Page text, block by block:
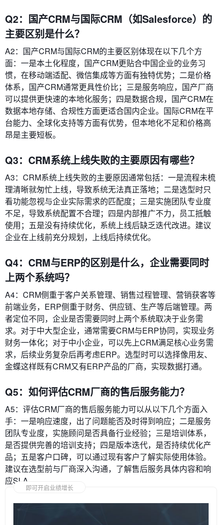
Q2：国产CRM与国际CRM（如Salesforce）的
主要区别是什么？
A2：国产CRM与国际CRM的主要区别体现在以下几个方
面：一是本土化程度，国产CRM更贴合中国企业的业务习
惯，在移动端适配、微信集成等方面有独特优势；二是价格
体系，国产CRM通常更具性价比；三是服务响应，国产厂商
可以提供更快速的本地化服务；四是数据合规，国产CRM在
数据本地存储、合规性方面更适合国内企业。国际CRM在平
台能力、全球化支持等方面有优势，但本地化不足和价格高
昂是主要短板。
Q3：CRM系统上线失败的主要原因有哪些？
A3：CRM系统上线失败的主要原因通常包括：一是流程未梳
理清晰就匆忙上线，导致系统无法真正落地；二是选型时只
看功能忽视与企业实际需求的匹配度；三是实施团队专业度
不足，导致系统配置不合理；四是内部推广不力，员工抵触
使用；五是没有持续优化，系统上线后缺乏迭代改进。建议
企业在上线前充分规划，上线后持续优化。
Q4：CRM与ERP的区别是什么，企业需要同时
上两个系统吗？
A4：CRM侧重于客户关系管理、销售过程管理、营销获客等
前端业务，ERP侧重于财务、供应链、生产等后端管理。两
者定位不同，企业是否需要同时上两个系统取决于业务需
求。对于中大型企业，通常需要CRM与ERP协同，实现业务
财务一体化；对于中小企业，可以先上CRM满足核心业务需
求，后续业务复杂后再考虑ERP。选型时可以选择像用友、
金蝶这样既有CRM又有ERP产品的厂商，实现数据打通。
Q5：如何评估CRM厂商的售后服务能力？
A5：评估CRM厂商的售后服务能力可以从以下几个方面入
手：一是响应速度，出了问题能否及时得到响应；二是服务
团队专业度，实施顾问是否具备行业经验；三是培训体系，
是否提供完善的培训支持；四是版本迭代，是否持续优化产
品；五是客户口碑，可以通过现有客户了解实际使用体验。
建议在选型前与厂商深入沟通，了解售后服务具体内容和响
应SLA。
即可开启业绩增长